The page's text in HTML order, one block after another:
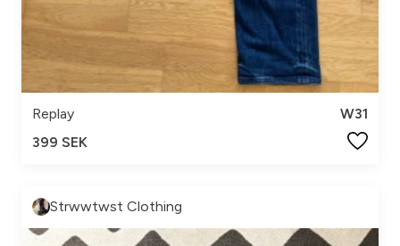
Replay
W31
399 SEK
Strwwtwst Clothing